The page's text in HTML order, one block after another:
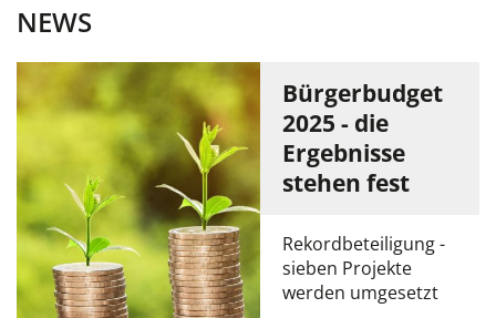
NEWS
Bürgerbudget
2025 - die
Ergebnisse
stehen fest
Rekordbeteiligung -
sieben Projekte
werden umgesetzt